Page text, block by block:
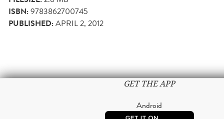
ISBN:9783862700745
PUBLISHED:APRIL 2, 2012
GET THE APP
Android